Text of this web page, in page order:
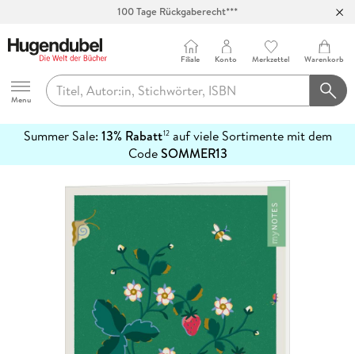
Hugendubel
Menu
Filiale Konto Merkzettel Warenkorb
Summer Sale: 13% Rabatt12auf viele Sortimente mit dem
CodeSOMMER13
erfahren